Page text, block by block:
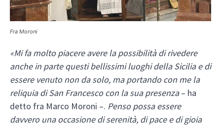
Fra Moroni
«Mi fa molto piacere avere la possibilità di rivedere
anche in parte questi bellissimi luoghi della Sicilia e di
essere venuto non da solo, ma portando con me la
reliquia di San Francesco con la sua presenza– ha
detto fra Marco Moroni –. Penso possa essere
davvero una occasione di serenità, di pace e di gioia